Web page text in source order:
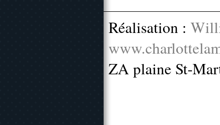
Réalisation :
ZA plaine St-